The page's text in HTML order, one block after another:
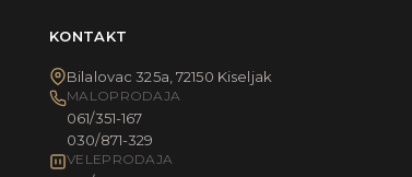
KONTAKT
Bilalovac 325a, 72150 Kiseljak
MALOPRODAJA
061/351-167
030/871-329
VELEPRODAJA